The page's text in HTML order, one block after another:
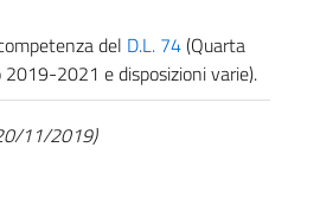
del D.L. 74(Quarta
2021 e disposizioni varie).
11/2019)